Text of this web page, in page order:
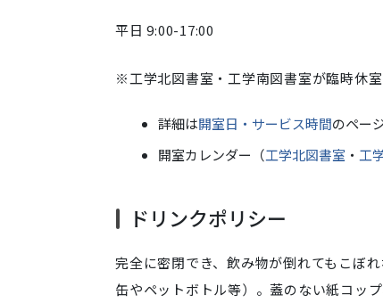
平日 9:00-17:00
※工学北図書室・工学南図書室が臨時休
詳細は開室日・サービス時間のペー
開室カレンダー（工学北図書室 ・ 工
ドリンクポリシー
完全に密閉でき、飲み物が倒れてもこぼ
缶やペットボトル等）。蓋のない紙コッ